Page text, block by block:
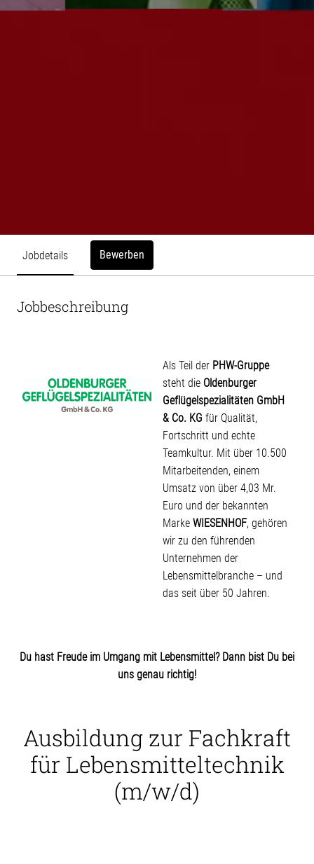
Jobdetails Bewerben
Jobbeschreibung
Als Teil der PHW-Gruppe
steht die Oldenburger
Geflügelspezialitäten GmbH
& Co. KG für Qualität,
Fortschritt und echte
Teamkultur. Mit über 10.500
Mitarbeitenden, einem
Umsatz von über 4,03 Mr.
Euro und der bekannten
Marke WIESENHOF, gehören
wir zu den führenden
Unternehmen der
Lebensmittelbranche – und
das seit über 50 Jahren.
Du hast Freude im Umgang mit Lebensmittel? Dann bist Du bei
uns genau richtig!
Ausbildung zur Fachkraft
für Lebensmitteltechnik
(m/w/d)